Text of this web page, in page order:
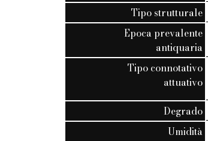
Tipo strutturale
Epoca prevalente
antiquaria
Tipo connotativo
attuativo
Degrado
Umidità